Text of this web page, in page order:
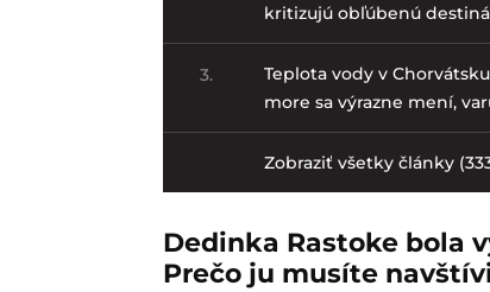
kritizujú obľúbenú
3.
Teplota vody v
more sa výrazne mení,
Zobraziť všetky články
Dedinka Rastoke bola
Prečo ju musíte